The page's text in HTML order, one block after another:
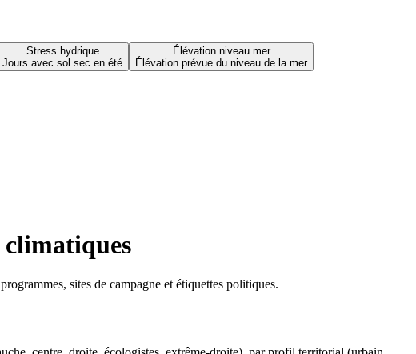
Stress hydrique
Jours avec sol sec en été
Élévation niveau mer
Élévation prévue du niveau de la mer
sites de campagne et étiquettes politiques.